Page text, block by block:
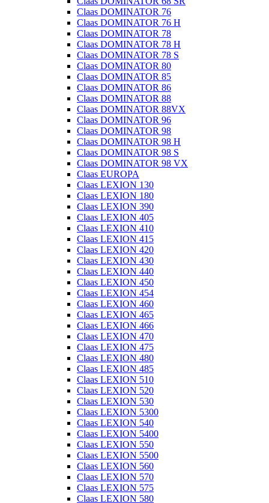
Claas DOMINATOR 76
Claas DOMINATOR 76 H
Claas DOMINATOR 78
Claas DOMINATOR 78 H
Claas DOMINATOR 78 S
Claas DOMINATOR 80
Claas DOMINATOR 85
Claas DOMINATOR 86
Claas DOMINATOR 88
Claas DOMINATOR 88VX
Claas DOMINATOR 96
Claas DOMINATOR 98
Claas DOMINATOR 98 H
Claas DOMINATOR 98 S
Claas DOMINATOR 98 VX
Claas EUROPA
Claas LEXION 130
Claas LEXION 180
Claas LEXION 390
Claas LEXION 405
Claas LEXION 410
Claas LEXION 415
Claas LEXION 420
Claas LEXION 430
Claas LEXION 440
Claas LEXION 450
Claas LEXION 454
Claas LEXION 460
Claas LEXION 465
Claas LEXION 466
Claas LEXION 470
Claas LEXION 475
Claas LEXION 480
Claas LEXION 485
Claas LEXION 510
Claas LEXION 520
Claas LEXION 530
Claas LEXION 5300
Claas LEXION 540
Claas LEXION 5400
Claas LEXION 550
Claas LEXION 5500
Claas LEXION 560
Claas LEXION 570
Claas LEXION 575
Claas LEXION 580